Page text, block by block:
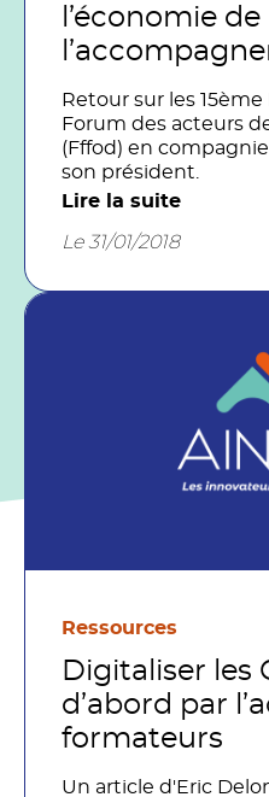
l’économie de
Retour sur les
Forum des acteurs
(Fffod) en
son président.
Lire la suite
Le 31/01/2018
Ressources
Digitaliser les
d’abord par
formateurs
Un article d'Eric